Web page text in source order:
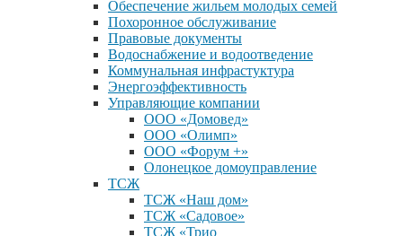
Обеспечение жильем молодых семей
Похоронное обслуживание
Правовые документы
Водоснабжение и водоотведение
Коммунальная инфрастуктура
Энергоэффективность
Управляющие компании
ООО «Домовед»
ООО «Олимп»
ООО «Форум +»
Олонецкое домоуправление
ТСЖ
ТСЖ «Наш дом»
ТСЖ «Садовое»
ТСЖ «Трио